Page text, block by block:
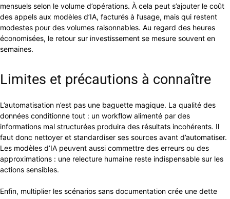
mensuels selon le volume d’opérations. À cela peut s’ajouter le coût
des appels aux modèles d’IA, facturés à l’usage, mais qui restent
modestes pour des volumes raisonnables. Au regard des heures
économisées, le retour sur investissement se mesure souvent en
semaines.
Limites et précautions à connaître
L’automatisation n’est pas une baguette magique. La qualité des
données conditionne tout : un workflow alimenté par des
informations mal structurées produira des résultats incohérents. Il
faut donc nettoyer et standardiser ses sources avant d’automatiser.
Les modèles d’IA peuvent aussi commettre des erreurs ou des
approximations : une relecture humaine reste indispensable sur les
actions sensibles.
Enfin, multiplier les scénarios sans documentation crée une dette